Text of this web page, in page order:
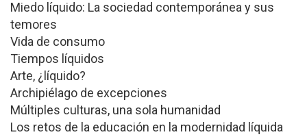
Miedo líquido: La sociedad contemporánea y sus
temores
Vida de consumo
Tiempos líquidos
Arte, ¿líquido?
Archipiélago de excepciones
Múltiples culturas, una sola humanidad
Los retos de la educación en la modernidad líquida